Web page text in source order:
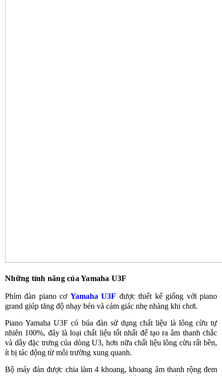
Những tính năng của Yamaha U3F
Phím đàn piano cơ Yamaha U3F được thiết kế giống với piano
grand giúp tăng độ nhạy bén và cảm giác nhẹ nhàng khi chơi.
Piano Yamaha U3F có búa đàn sử dụng chất liệu là lông cừu tự
nhiên 100%, đây là loại chất liệu tốt nhất để tạo ra âm thanh chắc
và dầy đặc trưng của dòng U3, hơn nữa chất liệu lông cừu rất bền,
ít bị tác động từ môi trường xung quanh.
Bộ máy đàn được chia làm 4 khoang, khoang âm thanh rộng đem